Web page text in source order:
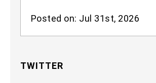
Posted on: Jul 31st, 2026
TWITTER